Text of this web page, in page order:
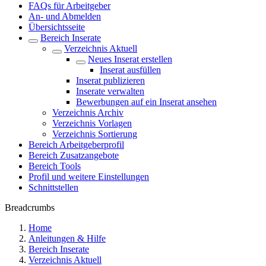
FAQs für Arbeitgeber
An- und Abmelden
Übersichtsseite
Bereich Inserate
Verzeichnis Aktuell
Neues Inserat erstellen
Inserat ausfüllen
Inserat publizieren
Inserate verwalten
Bewerbungen auf ein Inserat ansehen
Verzeichnis Archiv
Verzeichnis Vorlagen
Verzeichnis Sortierung
Bereich Arbeitgeberprofil
Bereich Zusatzangebote
Bereich Tools
Profil und weitere Einstellungen
Schnittstellen
Breadcrumbs
Home
Anleitungen & Hilfe
Bereich Inserate
Verzeichnis Aktuell